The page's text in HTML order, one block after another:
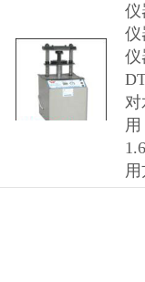
仪
仪
仪
对